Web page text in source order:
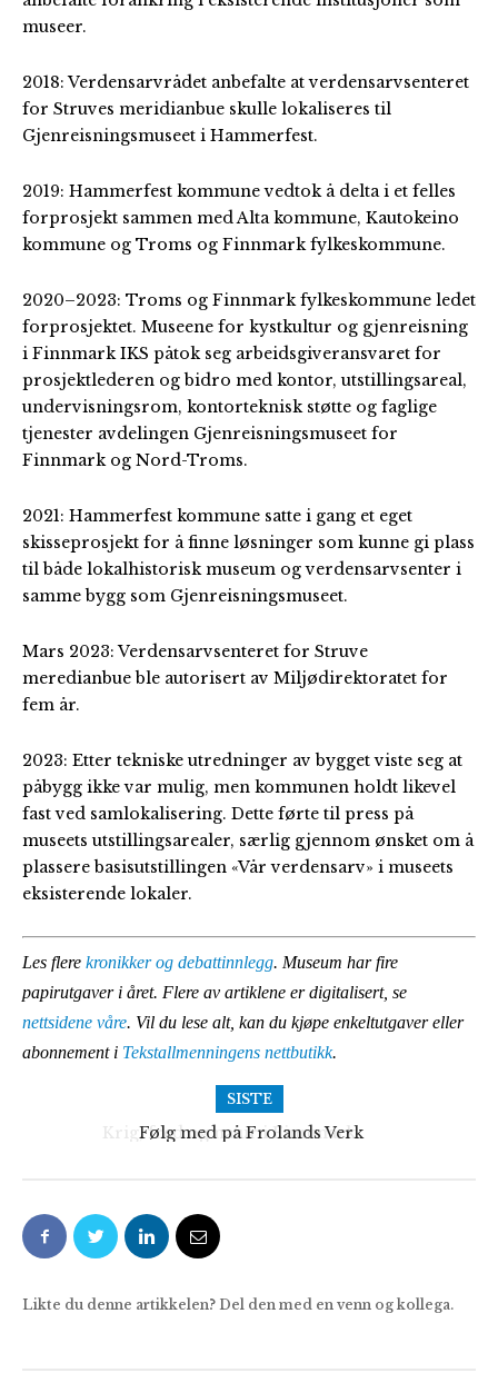
museer.
2018: Verdensarvrådet anbefalte at verdensarvsenteret
for Struves meridianbue skulle lokaliseres til
Gjenreisningsmuseet i Hammerfest.
2019: Hammerfest kommune vedtok å delta i et felles
forprosjekt sammen med Alta kommune, Kautokeino
kommune og Troms og Finnmark fylkeskommune.
2020–2023: Troms og Finnmark fylkeskommune ledet
forprosjektet. Museene for kystkultur og gjenreisning
i Finnmark IKS påtok seg arbeidsgiveransvaret for
prosjektlederen og bidro med kontor, utstillingsareal,
undervisningsrom, kontorteknisk støtte og faglige
tjenester avdelingen Gjenreisningsmuseet for
Finnmark og Nord-Troms.
2021: Hammerfest kommune satte i gang et eget
skisseprosjekt for å finne løsninger som kunne gi plass
til både lokalhistorisk museum og verdensarvsenter i
samme bygg som Gjenreisningsmuseet.
Mars 2023: Verdensarvsenteret for Struve
meredianbue ble autorisert av Miljødirektoratet for
fem år.
2023: Etter tekniske utredninger av bygget viste seg at
påbygg ikke var mulig, men kommunen holdt likevel
fast ved samlokalisering. Dette førte til press på
museets utstillingsarealer, særlig gjennom ønsket om å
plassere basisutstillingen «Vår verdensarv» i museets
eksisterende lokaler.
Les flere kronikker og debattinnlegg. Museum har fire
papirutgaver i året. Flere av artiklene er digitalisert, se
nettsidene våre. Vil du lese alt, kan du kjøpe enkeltutgaver eller
abonnement i Tekstallmenningens nettbutikk.
SISTE
Følg med på Frolands Verk
Likte du denne artikkelen? Del den med en venn og kollega.